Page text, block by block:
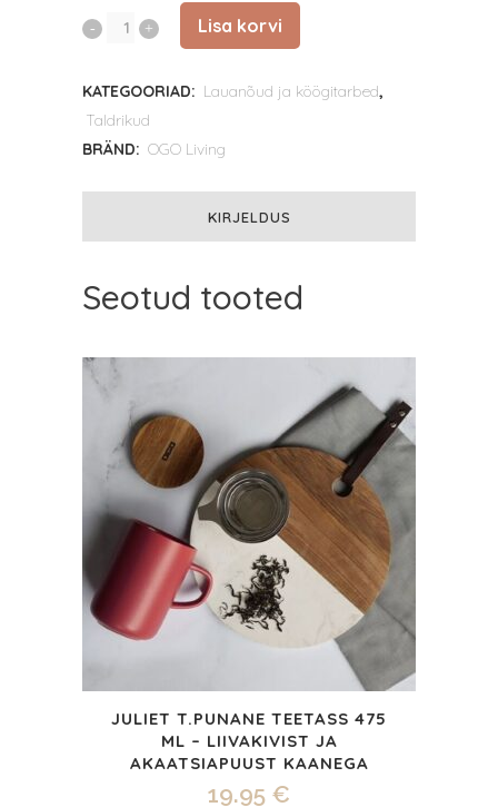
URUS
cm
beežist
portselanist
quantity
Lisa korvi
KATEGOORIAD: Lauanõud ja köögitarbed,
Taldrikud
BRÄND: OGO Living
KIRJELDUS
Seotud tooted
JULIET T.PUNANE TEETASS 475
ML – LIIVAKIVIST JA
AKAATSIAPUUST KAANEGA
19.95 €